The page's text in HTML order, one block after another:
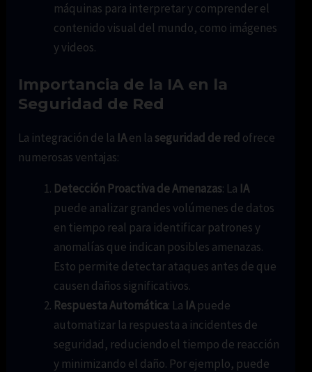
máquinas para interpretar y comprender el
contenido visual del mundo, como imágenes
y videos.
Importancia de la IA en la
Seguridad de Red
La integración de la IAen laseguridad de red ofrece
numerosas ventajas:
Detección Proactiva de Amenazas: La IA
puede analizar grandes volúmenes de datos
en tiempo real para identificar patrones y
anomalías que indican posibles amenazas.
Esto permite detectar ataques antes de que
causen daños significativos.
Respuesta Automática: La IApuede
automatizar la respuesta a incidentes de
seguridad, reduciendo el tiempo de reacción
y minimizando el daño. Por ejemplo, puede